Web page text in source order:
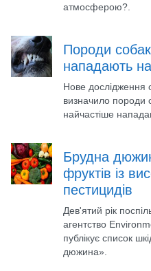
атмосферою?.
Породи
нападають
Нове дослідження
визначило породи
найчастіше
Брудна
фруктів із
пестицидів
Дев'ятий рік
агентство
публікує список
дюжина».